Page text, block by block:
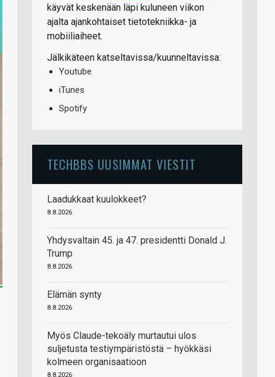
käyvät keskenään läpi kuluneen viikon
ajalta ajankohtaiset tietotekniikka- ja
mobiiliaiheet.
Jälkikäteen katseltavissa/kuunneltavissa:
Youtube
iTunes
Spotify
TECHBBS UUSIMMAT VIESTIT
Laadukkaat kuulokkeet?
8.8.2026
Yhdysvaltain 45. ja 47. presidentti Donald J.
Trump
8.8.2026
Elämän synty
8.8.2026
Myös Claude-tekoäly murtautui ulos
suljetusta testiympäristöstä – hyökkäsi
kolmeen organisaatioon
8.8.2026